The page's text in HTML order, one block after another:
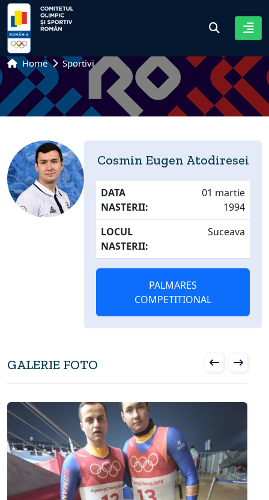
Home Sportivi
Cosmin Eugen Atodiresei
DATA
NASTERII:
01 martie
1994
LOCUL
NASTERII:
Suceava
PALMARES
COMPETITIONAL
GALERIE FOTO